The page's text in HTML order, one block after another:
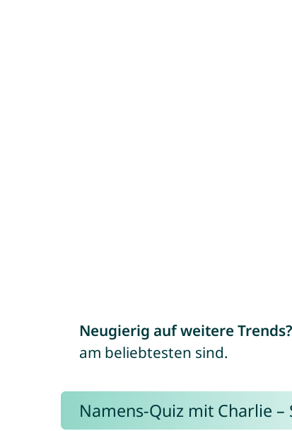
Neugierig auf weitere Trends?
am beliebtesten sind.
Namens-Quiz mit Charlie –